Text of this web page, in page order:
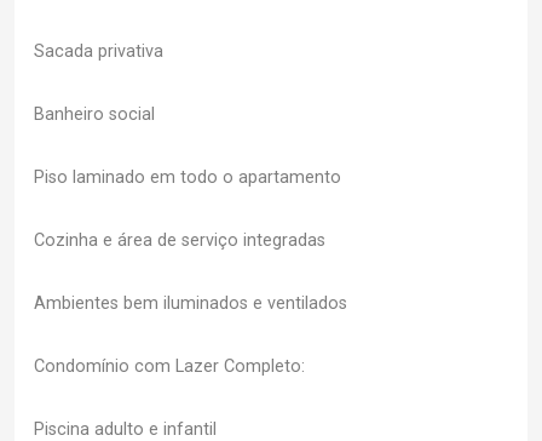
Sacada privativa
Banheiro social
Piso laminado em todo o apartamento
Cozinha e área de serviço integradas
Ambientes bem iluminados e ventilados
Condomínio com Lazer Completo:
Piscina adulto e infantil